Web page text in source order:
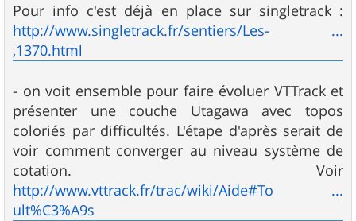
Pour info c'est déjà en place sur singletrack :
http://www.singletrack.fr/sentiers/Les- ...
,1370.html
- on voit ensemble pour faire évoluer VTTrack et
présenter une couche Utagawa avec topos
coloriés par difficultés. L'étape d'après serait de
voir comment converger au niveau système de
cotation. Voir
http://www.vttrack.fr/trac/wiki/Aide#To ...
ult%C3%A9s